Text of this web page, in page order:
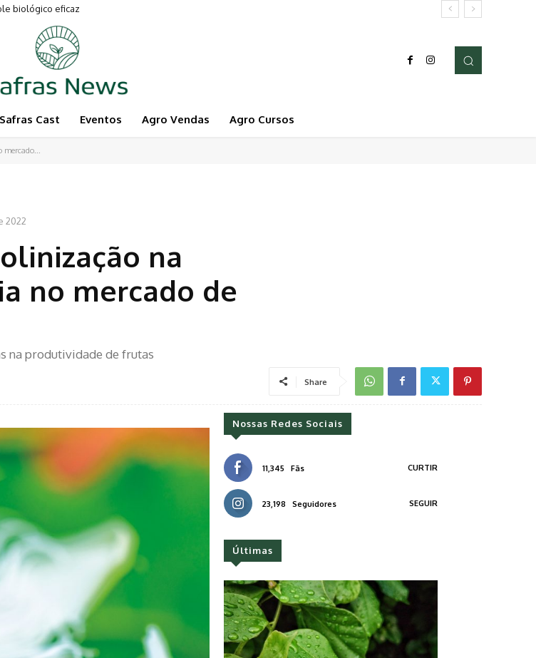
eficaz
Safras Cast Eventos Agro Vendas Agro Cursos
mercado...
2022
na
no mercado de
na produtividade de frutas
Share
Nossas Redes Sociais
11,345 Fãs CURTIR
23,198 Seguidores SEGUIR
Últimas